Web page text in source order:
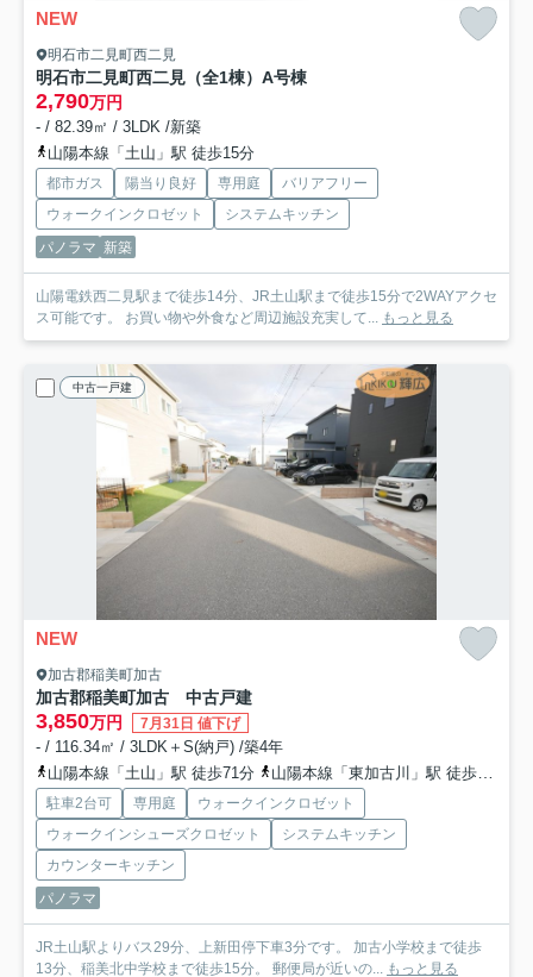
NEW
明石市二見町西二見
明石市二見町西二見（全1棟）A号棟
2,790万円
- / 82.39㎡ / 3LDK /新築
山陽本線「土山」駅 徒歩15分
都市ガス 陽当り良好 専用庭
バリアフリー
ウォークインクロゼット
システムキッチン
パノラマ 新築
山陽電鉄西二見駅まで徒歩14分、JR土山駅まで徒歩15分で2WAYアクセ
ス可能です。 お買い物や外食など周辺施設充実して... もっと見る
中古一戸建
NEW
加古郡稲美町加古
加古郡稲美町加古 中古戸建
3,850万円 7月31日 値下げ
- / 116.34㎡ / 3LDK＋S(納戸) /築4年
山陽本線「土山」駅 徒歩71分
山陽本線「東加古川」駅 徒歩69分
駐車2台可 専用庭
ウォークインクロゼット
ウォークインシューズクロゼット
システムキッチン
カウンターキッチン
パノラマ
JR土山駅よりバス29分、上新田停下車3分です。 加古小学校まで徒歩
13分、稲美北中学校まで徒歩15分。 郵便局が近いの... もっと見る